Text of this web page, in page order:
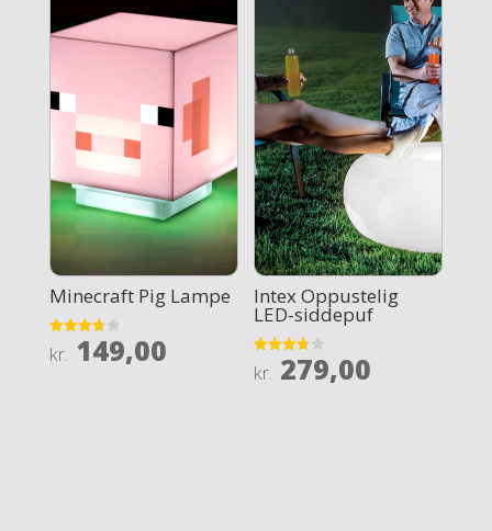
Minecraft Pig Lampe
Rated
3.7
kr. 149,00
Intex Oppustelig
LED-siddepuf
Rated
3.7
kr. 279,00